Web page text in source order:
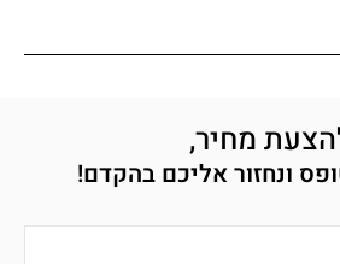
מחיר,
ונחזור אליכם בהקדם!